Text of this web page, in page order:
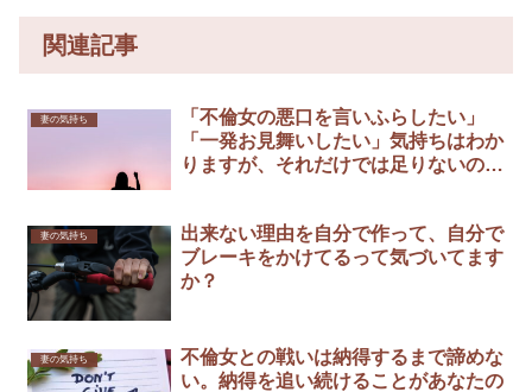
関連記事
妻の気持ち
「不倫女の悪口を言いふらしたい」
「一発お見舞いしたい」気持ちはわか
りますが、それだけでは足りないので
妻の気持ち
出来ない理由を自分で作って、自分で
ブレーキをかけてるって気づいてます
か？
妻の気持ち
不倫女との戦いは納得するまで諦めな
い。納得を追い続けることがあなたの